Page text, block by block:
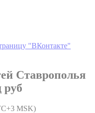
"ВКонтакте"
Ставрополья
руб
MSK)